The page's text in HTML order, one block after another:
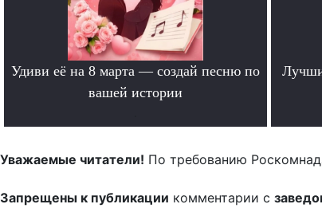
Удиви её на 8 марта — создай песню по
вашей истории
Уважаемые читатели! По требованию
Запрещены к публикации комментарии с